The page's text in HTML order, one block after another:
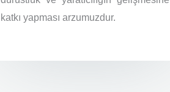
katkı yapması arzumuzdur.